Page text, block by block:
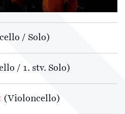
/ Solo)
/ 1. stv. Solo)
(Violoncello)